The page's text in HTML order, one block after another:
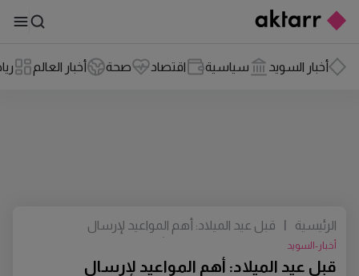
أخبار السويد سياسية اقتصاد صحة أخبار العالم
قبل عيد الميلاد: أهم المواعيد لإرسال
أخبار-السويد
الرئيسية
قبل عيد الميلاد: أهم المواعيد لإرسال